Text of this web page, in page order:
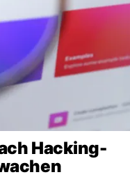
Hacking-